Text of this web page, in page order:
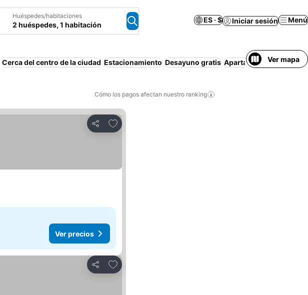
Huéspedes/habitaciones
2 huéspedes, 1 habitación
ES · $ Iniciar sesión Menú
Cerca del centro de la ciudad Estacionamiento Desayuno gratis ApartamentoVer mapa
Cómo los pagos afectan nuestro ranking
Compartir
Agregar a favoritos
Ver precios
Compartir
Agregar a favoritos